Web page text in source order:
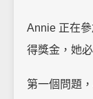
Annie 正在
得獎金，她
第一個問題